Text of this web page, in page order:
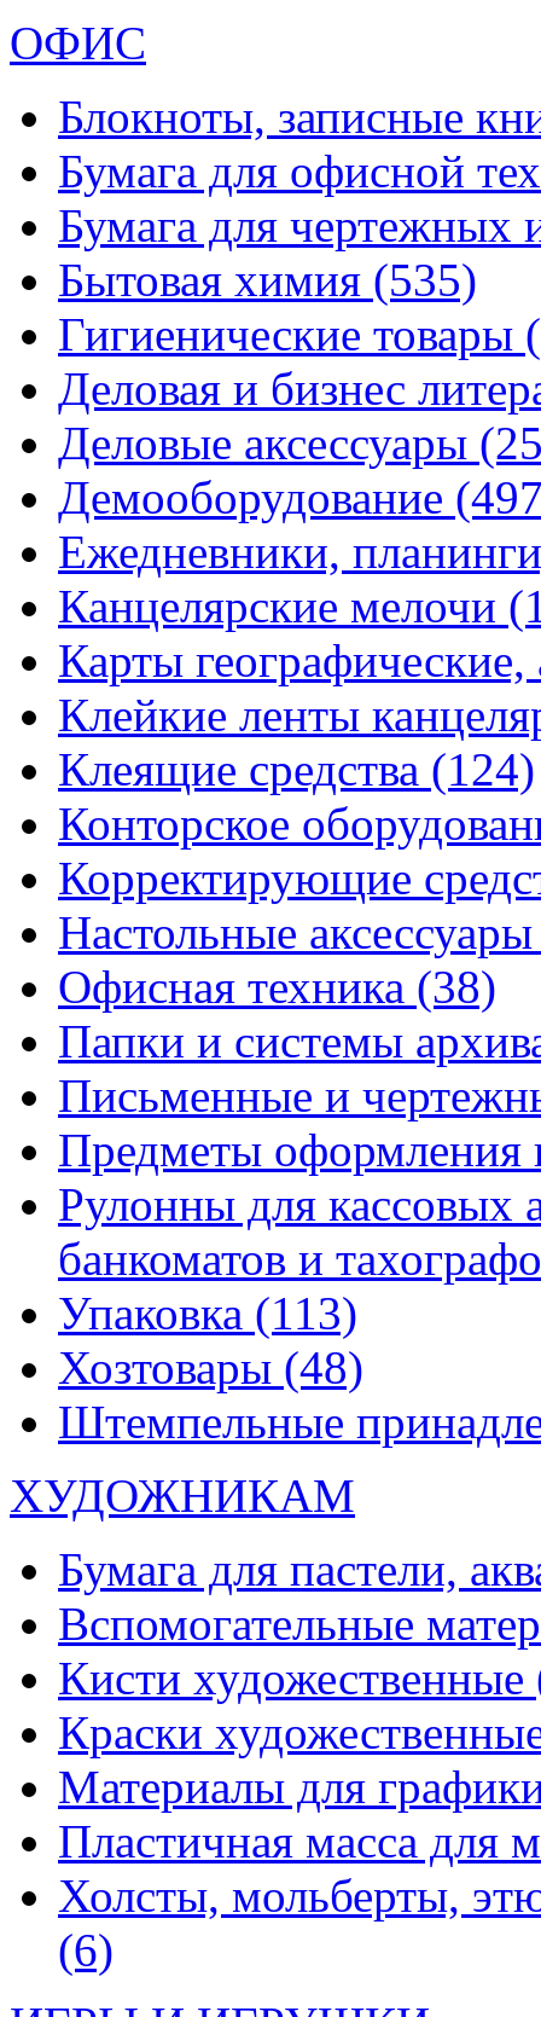
ОФИС
Блокноты, записные
Бумага для офисной
Бумага для чертежных
Бытовая химия (535)
Гигиенические товары
Деловая и бизнес
Деловые аксессуары
Демооборудование
Ежедневники,
Канцелярские мелочи
Карты
Клейкие ленты
Клеящие средства (124)
Конторское
Корректирующие
Настольные
Офисная техника (38)
Папки и системы
Письменные и
Предметы оформления
Рулонны для кассовых
банкоматов и
Упаковка (113)
Хозтовары (48)
Штемпельные
ХУДОЖНИКАМ
Бумага для пастели,
Вспомогательные
Кисти художественные
Краски
Материалы для
Пластичная масса для
Холсты, мольберты,
(6)